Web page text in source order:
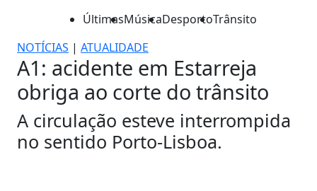
ÚltimasMúsicaDesportoTrânsito
NOTÍCIAS | ATUALIDADE
A1: acidente em Estarreja
obriga ao corte do trânsito
A circulação esteve interrompida
no sentido Porto-Lisboa.